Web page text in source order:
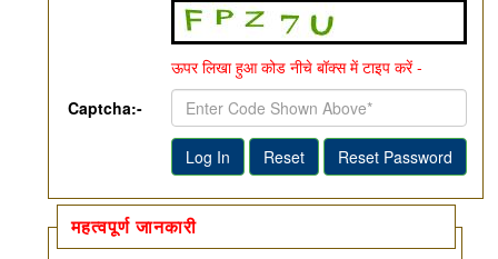
ऊपर लिखा हुआ कोड नीचे बॉक्स में टाइप करें -
Captcha:-
महत्वपूर्ण जानकारी